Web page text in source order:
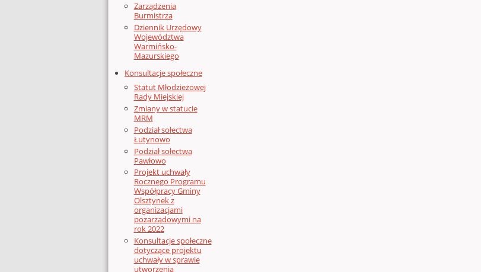
Zarządzenia
Burmistrza
Dziennik Urzędowy
Województwa
Warmińsko-
Mazurskiego
Konsultacje społeczne
Statut Młodzieżowej
Rady Miejskiej
Zmiany w statucie
MRM
Podział sołectwa
Łutynowo
Podział sołectwa
Pawłowo
Projekt uchwały
Rocznego Programu
Współpracy Gminy
Olsztynek z
organizacjami
pozarządowymi na
rok 2022
Konsultacje społeczne
dotyczące projektu
uchwały w sprawie
utworzenia